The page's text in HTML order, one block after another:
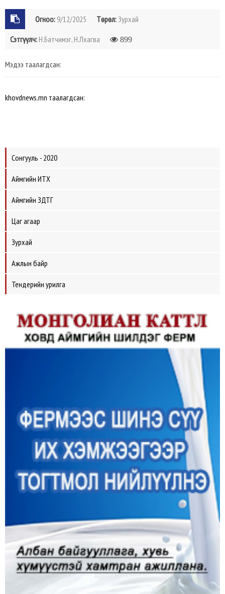
Огноо: 9/12/2025 Төрөл:Зурхай
Сэтгүүлч: Н.Батчимэг, Н.Лхагва 899
Мэдээ таалагдсан:
khovdnews.mn таалагдсан:
Сонгууль - 2020
Аймгийн ИТХ
Аймгийн ЗДТГ
Цаг агаар
Зурхай
Ажлын байр
Тендерийн урилга